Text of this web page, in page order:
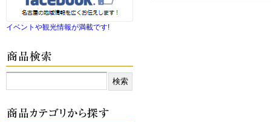
イベントや観光情報が満載です!